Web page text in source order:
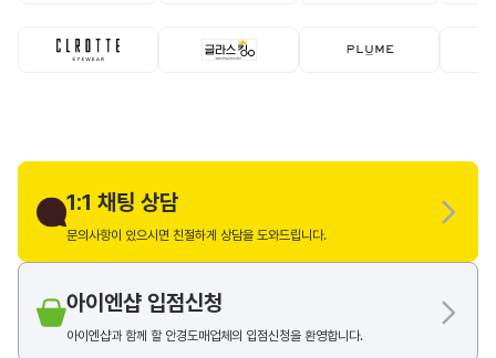
뿔테 뿔테
1:1 채팅 상담
문의사항이 있으시면 친절하게 상담을 도와드립니다.
아이엔샵 입점신청
아이엔샵과 함께 할 안경도매업체의 입점신청을 환영합니다.